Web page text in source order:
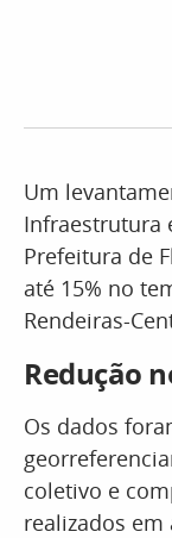
Um
Infraestrutura
Prefeitura de
até 15% no
Rendeiras-
Redução
Os dados
coletivo e
realizados em